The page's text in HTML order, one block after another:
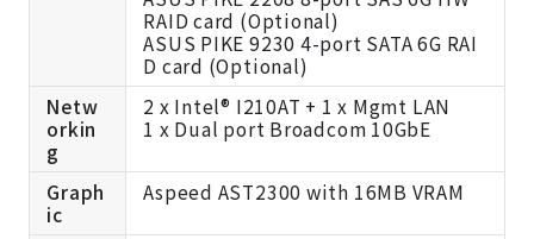
RAID card (Optional)
ASUS PIKE 9230 4-port SATA 6G RAI
D card (Optional)
Netw
orkin
g
2 x Intel® I210AT + 1 x Mgmt LAN
1 x Dual port Broadcom 10GbE
Graph
ic
Aspeed AST2300 with 16MB VRAM